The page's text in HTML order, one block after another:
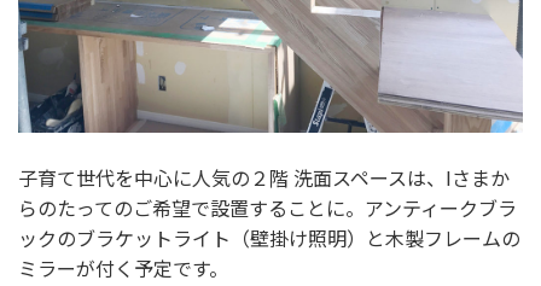
子育て世代を中心に人気の２階 洗面スペースは、Iさまか
らのたってのご希望で設置することに。アンティークブラ
ックのブラケットライト（壁掛け照明）と木製フレームの
ミラーが付く予定です。